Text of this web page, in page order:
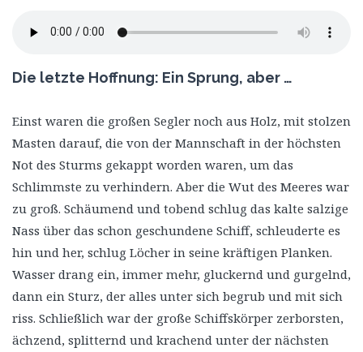
Die letzte Hoffnung: Ein Sprung, aber …
Einst waren die großen Segler noch aus Holz, mit stolzen
Masten darauf, die von der Mannschaft in der höchsten
Not des Sturms gekappt worden waren, um das
Schlimmste zu verhindern. Aber die Wut des Meeres war
zu groß. Schäumend und tobend schlug das kalte salzige
Nass über das schon geschundene Schiff, schleuderte es
hin und her, schlug Löcher in seine kräftigen Planken.
Wasser drang ein, immer mehr, gluckernd und gurgelnd,
dann ein Sturz, der alles unter sich begrub und mit sich
riss. Schließlich war der große Schiffskörper zerborsten,
ächzend, splitternd und krachend unter der nächsten